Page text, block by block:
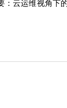
：云运维视角下